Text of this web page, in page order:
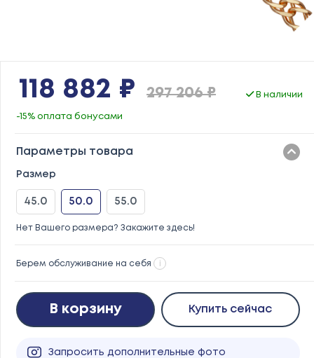
118 882 ₽ 297 206 ₽ В наличии
-15% оплата бонусами
Параметры товара
Размер
45.0 50.0 55.0
Нет Вашего размера? Закажите здесь!
Берем обслуживание на себя i
В корзину Купить сейчас
Запросить дополнительные фото